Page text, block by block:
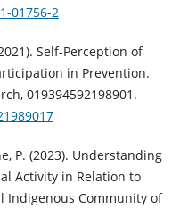
01756-2
Self-Perception of
in Prevention.
019394592198901.
P. (2023). Understanding
Activity in Relation to
Indigenous Community of